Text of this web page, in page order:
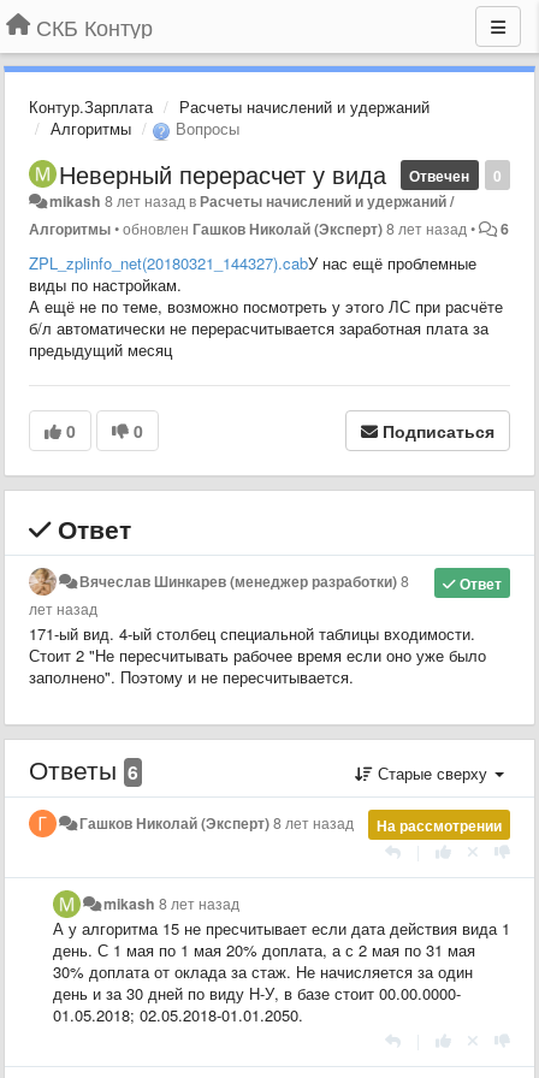
СКБ Контур
Контур.Зарплата
Расчеты начислений и удержаний
Алгоритмы
Вопросы
0
Отвечен
Неверный перерасчет у вида
mikash 8 лет назад вРасчеты начислений и удержаний /
Алгоритмы•обновлен Гашков Николай (Эксперт)8 лет назад • 6
ZPL_zplinfo_net(20180321_144327).cabУ нас ещё проблемные
виды по настройкам.
А ещё не по теме, возможно посмотреть у этого ЛС при расчёте
б/л автоматически не перерасчитывается заработная плата за
предыдущий месяц
0 0 Подписаться
Ответ
Ответ
Вячеслав Шинкарев (менеджер разработки)8
лет назад
171-ый вид. 4-ый столбец специальной таблицы входимости.
Стоит 2 "Не пересчитывать рабочее время если оно уже было
заполнено". Поэтому и не пересчитывается.
Ответы 6 Старые сверху
На рассмотрении
Гашков Николай (Эксперт)8 лет назад
mikash 8 лет назад
А у алгоритма 15 не пресчитывает если дата действия вида 1
день. С 1 мая по 1 мая 20% доплата, а с 2 мая по 31 мая
30% доплата от оклада за стаж. Не начисляется за один
день и за 30 дней по виду Н-У, в базе стоит 00.00.0000-
01.05.2018; 02.05.2018-01.01.2050.